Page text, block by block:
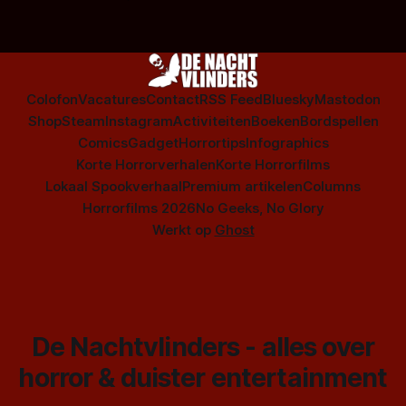
ColofonVacaturesContactRSS FeedBlueskyMastodon
ShopSteamInstagramActiviteitenBoekenBordspellen
ComicsGadgetHorrortipsInfographics
Korte HorrorverhalenKorte Horrorfilms
Lokaal SpookverhaalPremium artikelenColumns
Horrorfilms 2026No Geeks, No Glory
Werkt op Ghost
De Nachtvlinders - alles over
horror & duister entertainment